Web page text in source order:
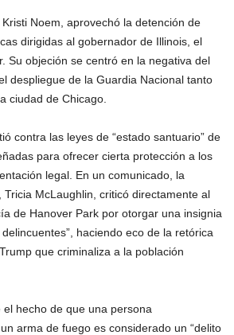
Noem, aprovechó la detención de
dirigidas al gobernador de Illinois, el
Su objeción se centró en la negativa del
despliegue de la Guardia Nacional tanto
ciudad de Chicago.
contra las leyes de “estado santuario” de
para ofrecer cierta protección a los
legal. En un comunicado, la
Tricia McLaughlin, criticó directamente al
de Hanover Park por otorgar una insignia
haciendo eco de la retórica
que criminaliza a la población
hecho de que una persona
arma de fuego es considerado un “delito